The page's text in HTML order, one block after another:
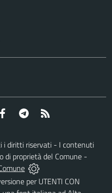
Facebook Telegram
i diritti riservati - I contenuti
di proprietà del Comune -
per UTENTI CON